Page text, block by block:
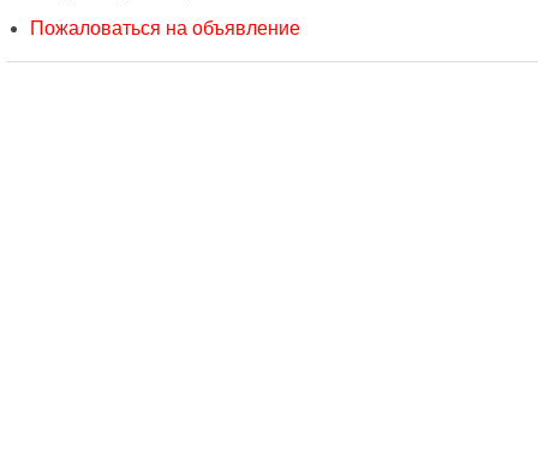
Пожаловаться на объявление